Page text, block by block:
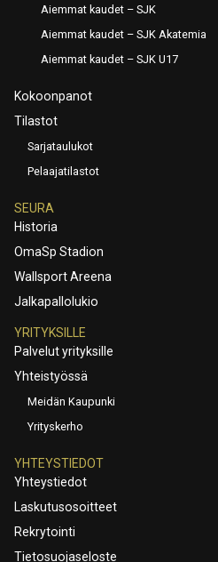
Aiemmat kaudet – SJK
Aiemmat kaudet – SJK Akatemia
Aiemmat kaudet – SJK U17
Kokoonpanot
Tilastot
Sarjataulukot
Pelaajatilastot
SEURA
Historia
OmaSp Stadion
Wallsport Areena
Jalkapallolukio
YRITYKSILLE
Palvelut yrityksille
Yhteistyössä
Meidän Kaupunki
Yrityskerho
YHTEYSTIEDOT
Yhteystiedot
Laskutusosoitteet
Rekrytointi
Tietosuojaseloste